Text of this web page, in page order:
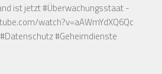
ist jetzt #Überwachungsstaat -
watch?v=aAWmYdXQ6Qc
#Geheimdienste